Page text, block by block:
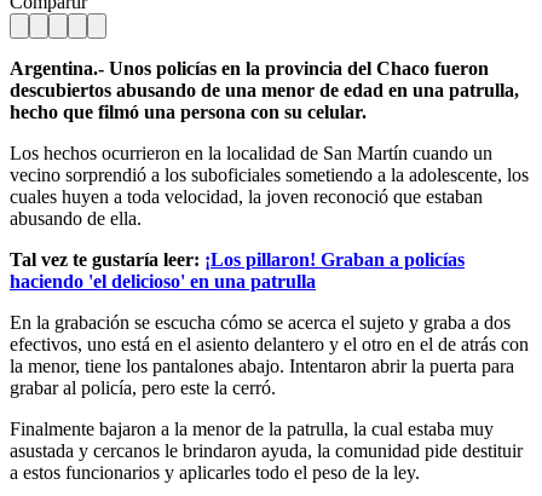
Argentina.- Unos policías en la provincia del Chaco fueron
descubiertos abusando de una menor de edad en una patrulla,
hecho que filmó una persona con su celular.
Los hechos ocurrieron en la localidad de San Martín cuando un
vecino sorprendió a los suboficiales sometiendo a la adolescente, los
cuales huyen a toda velocidad, la joven reconoció que estaban
abusando de ella.
Tal vez te gustaría leer: ¡Los pillaron! Graban a policías
haciendo 'el delicioso' en una patrulla
En la grabación se escucha cómo se acerca el sujeto y graba a dos
efectivos, uno está en el asiento delantero y el otro en el de atrás con
la menor, tiene los pantalones abajo. Intentaron abrir la puerta para
grabar al policía, pero este la cerró.
Finalmente bajaron a la menor de la patrulla, la cual estaba muy
asustada y cercanos le brindaron ayuda, la comunidad pide destituir
a estos funcionarios y aplicarles todo el peso de la ley.